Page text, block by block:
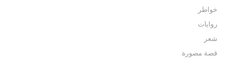
خواطر
روايات
شعر
قصة مصورة